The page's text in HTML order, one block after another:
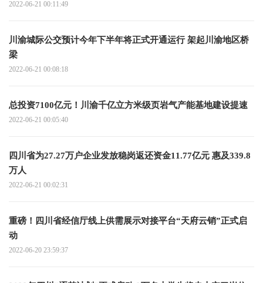
2022-06-21 00:11:49
川渝城际公交预计今年下半年将正式开通运行 架起川渝地区桥
梁
2022-06-21 00:08:18
总投资7100亿元！川渝千亿立方米级页岩气产能基地建设提速
2022-06-21 00:05:40
四川省为27.27万户企业发放稳岗返还资金11.77亿元 惠及339.8
万人
2022-06-21 00:02:31
重磅！四川省经信厅线上供需展示对接平台“天府云销”正式启
动
2022-06-20 23:59:37